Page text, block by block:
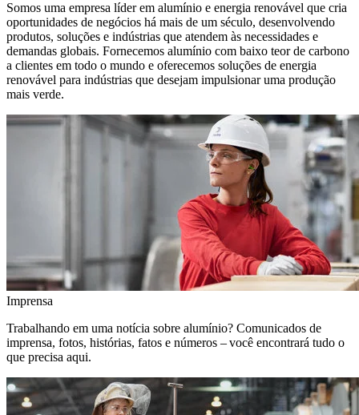
Somos uma empresa líder em alumínio e energia renovável que cria
oportunidades de negócios há mais de um século, desenvolvendo
produtos, soluções e indústrias que atendem às necessidades e
demandas globais. Fornecemos alumínio com baixo teor de carbono
a clientes em todo o mundo e oferecemos soluções de energia
renovável para indústrias que desejam impulsionar uma produção
mais verde.
Imprensa
Trabalhando em uma notícia sobre alumínio? Comunicados de
imprensa, fotos, histórias, fatos e números – você encontrará tudo o
que precisa aqui.